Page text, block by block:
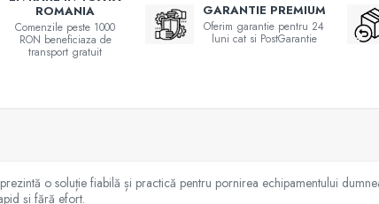
ROMANIA
Comenzile peste 1000
RON beneficiaza de
transport gratuit
GARANTIE PREMIUM
Oferim garantie pentru 24
luni cat si PostGarantie
o soluție fiabilă și practică pentru pornirea echipamentului
și fără efort.